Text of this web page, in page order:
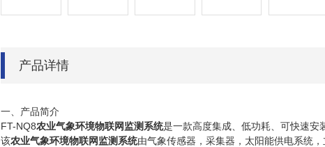
产品详情
一、产品简介
FT-NQ8农业气象环境物联网监测系统是一款高度集成、低功耗、可快速安
该农业气象环境物联网监测系统由气象传感器，采集器，太阳能供电系统